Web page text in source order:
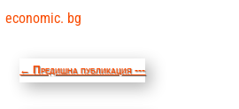
economic. bg
← Предишна публикация ---